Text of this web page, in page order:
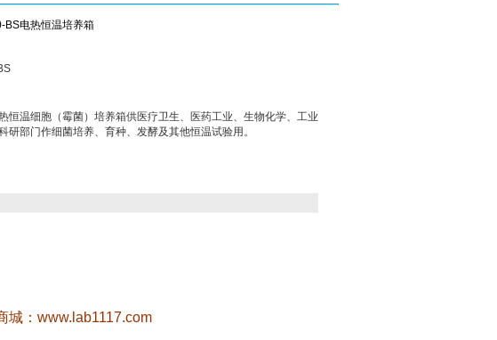
BS电热恒温培养箱
恒温细胞（霉菌）培养箱供医疗卫生、医药工业、生物化学、工业
研部门作细菌培养、育种、发酵及其他恒温试验用。
城： www.lab1117.com